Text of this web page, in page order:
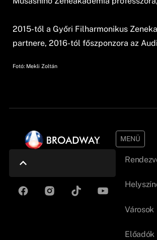
2015-től a Győri Filharmonikus
partnere, 2016-tól főszponzora az
Fotó: Mekli Zoltán
MENÜ
Városok
Előadók